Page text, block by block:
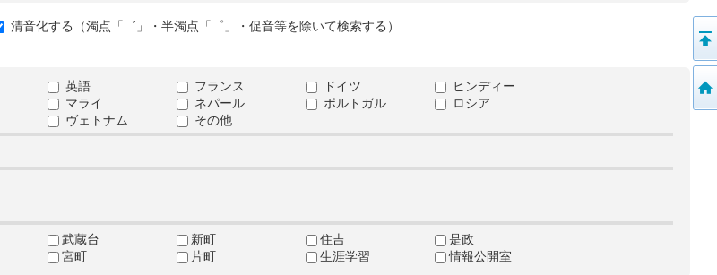
清音化する（濁点「゛」・半濁点「゜」・促音等を除いて検索する）
英語 フランス ドイツ
ヒンディー
マライ ネパール ポルトガル
ロシア
ヴェトナム その他
武蔵台 新町 住吉
是政
宮町 片町 生涯学習 情報公開室